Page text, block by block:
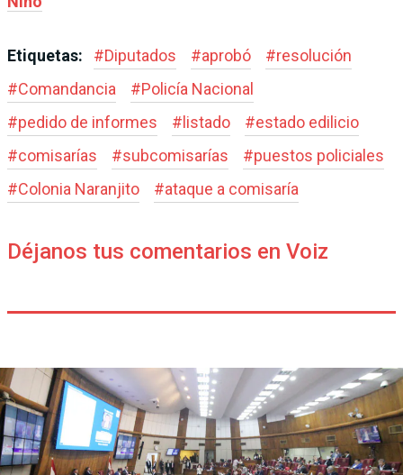
Etiquetas: #Diputados #aprobó #resolución
#Comandancia #Policía Nacional
#pedido de informes # listado #estado edilicio
#comisarías #subcomisarías #puestos policiales
#Colonia Naranjito #ataque a comisaría
Déjanos tus comentarios en Voiz